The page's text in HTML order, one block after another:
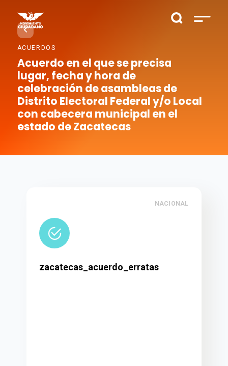
ACUERDOS
Acuerdo en el que se precisa
lugar, fecha y hora de
celebración de asambleas de
Distrito Electoral Federal y/o Local
con cabecera municipal en el
estado de Zacatecas
NACIONAL
zacatecas_acuerdo_erratas